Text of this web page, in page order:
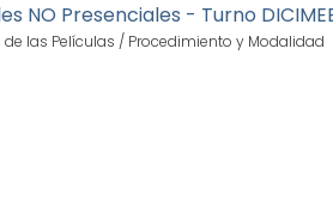
NO Presenciales - Turno
las Películas / Procedimiento y Modalidad